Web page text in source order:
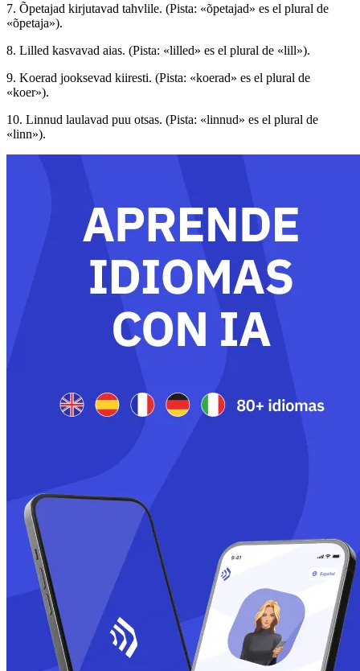
7. Õpetajad kirjutavad tahvlile. (Pista: «õpetajad» es el plural de
«õpetaja»).
8. Lilled kasvavad aias. (Pista: «lilled» es el plural de «lill»).
9. Koerad jooksevad kiiresti. (Pista: «koerad» es el plural de
«koer»).
10. Linnud laulavad puu otsas. (Pista: «linnud» es el plural de
«linn»).